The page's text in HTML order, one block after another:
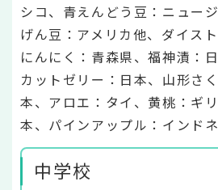
シコ、青えんどう豆：ニュー
げん豆：アメリカ他、ダイスト
にんにく：青森県、福神漬：
カットゼリー：日本、山形さ
本、アロエ：タイ、黄桃：ギ
本、パインアップル：インド
中学校